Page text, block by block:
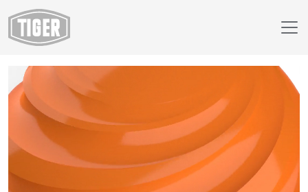
Webshop
14/25019 - RAL 2003 Pasteloranje